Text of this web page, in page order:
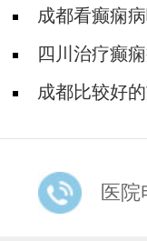
依据有什么?
成都看癫痫
做哪些检查?
四川治疗癫
查哪些地方?
成都比较好
医院